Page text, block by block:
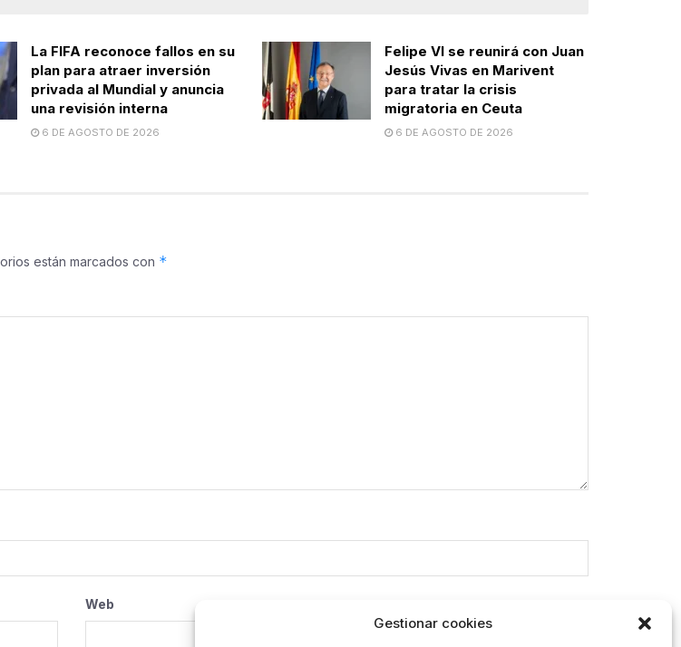
Gestionar cookies
La FIFA reconoce fallos en su
plan para atraer inversión
privada al Mundial y anuncia
una revisión interna
6 DE AGOSTO DE 2026
Felipe VI se reunirá con Juan
Jesús Vivas en Marivent
para tratar la crisis
migratoria en Ceuta
6 DE AGOSTO DE 2026
están marcados con *
Web